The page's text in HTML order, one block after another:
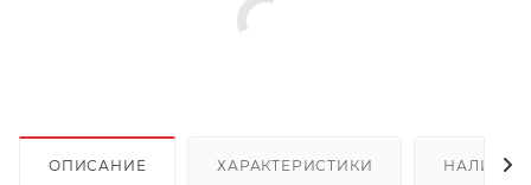
ОПИСАНИЕ ХАРАКТЕРИСТИКИ НАЛИЧИЕ